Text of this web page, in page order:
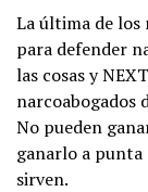
La última de los
para defender
las cosas y
narcoabogados
No pueden
ganarlo a punta
sirven.